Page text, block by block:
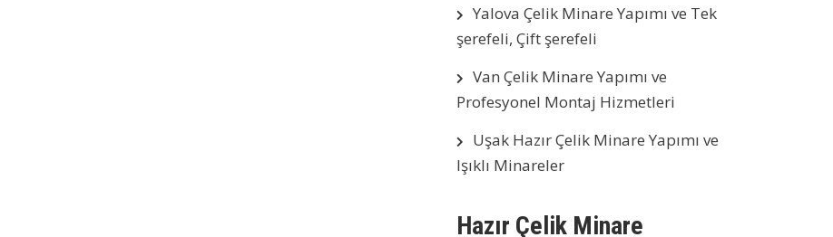
Yalova Çelik Minare Yapımı ve Tek
şerefeli, Çift şerefeli
Van Çelik Minare Yapımı ve
Profesyonel Montaj Hizmetleri
Uşak Hazır Çelik Minare Yapımı ve
Işıklı Minareler
Hazır Çelik Minare